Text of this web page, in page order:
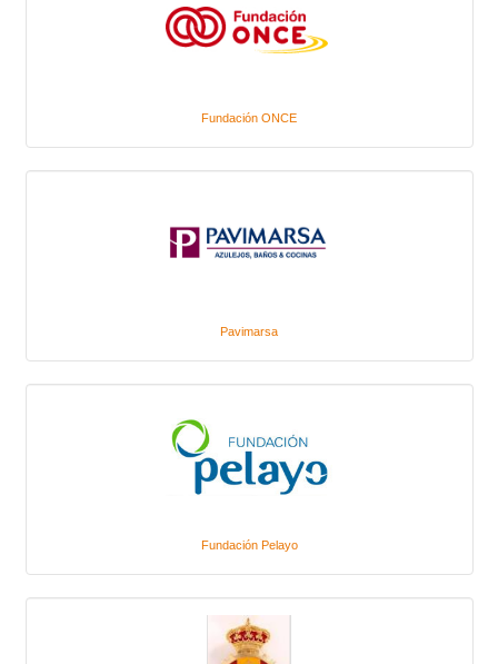
Fundación ONCE
Pavimarsa
Fundación Pelayo